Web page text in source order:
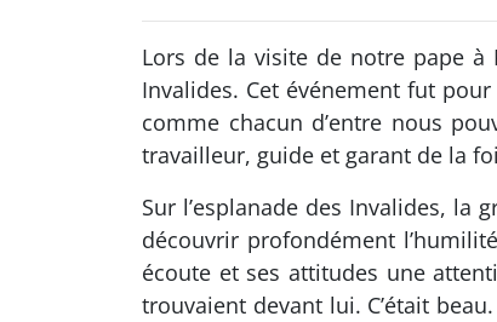
Lors de la visite de notre pape à
Invalides. Cet événement fut
comme chacun d’entre nous
travailleur, guide et garant de la
Sur l’esplanade des Invalides, la
découvrir profondément
écoute et ses attitudes une
trouvaient devant lui. C’était